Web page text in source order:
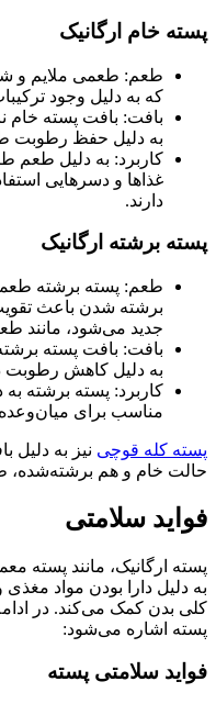
پسته خام ارگانیک
طعم: طعمی ملایم و
که به دلیل وجود
بافت: بافت پسته خام
به دلیل حفظ رطوبت
کاربرد: به دلیل طعم
غذاها و دسرهایی
دارند.
پسته برشته ارگانیک
طعم: پسته برشته طعمی
برشته شدن باعث
جدید می‌شود، مانند
بافت: بافت پسته
به دلیل کاهش رطوبت
کاربرد: پسته برشته
مناسب برای
پسته کله قوچی نیز به دلیل
حالت خام و هم برشته‌شده،
فواید سلامتی
پسته ارگانیک، مانند پسته
به دلیل دارا بودن مواد
کلی بدن کمک می‌کند. در
پسته اشاره می‌شود:
فواید سلامتی پسته